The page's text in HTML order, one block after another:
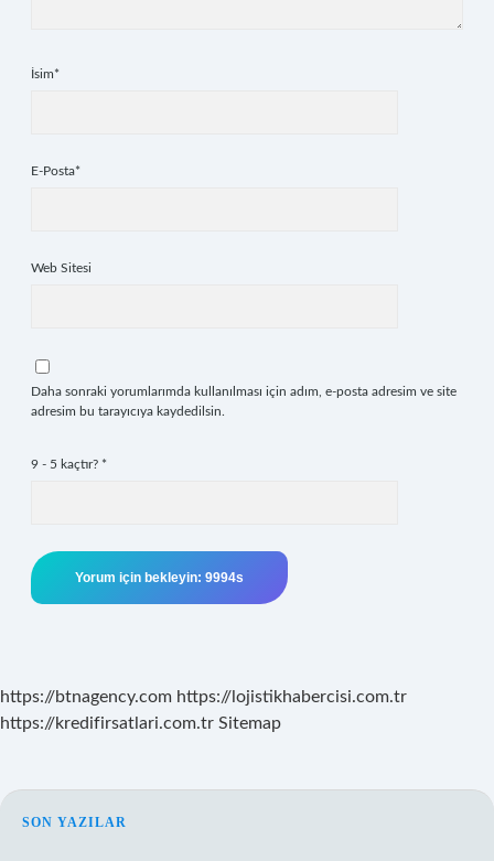
İsim*
E-Posta*
Web Sitesi
Daha sonraki yorumlarımda kullanılması için adım, e-posta adresim ve site
adresim bu tarayıcıya kaydedilsin.
9 - 5 kaçtır? *
https://btnagency.com https://lojistikhabercisi.com.tr
https://kredifirsatlari.com.tr Sitemap
SIDEBAR
SON YAZILAR